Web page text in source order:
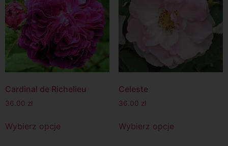
Cardinal de Richelieu
36.00 zł
Wybierz opcje
Celeste
36.00 zł
Wybierz opcje